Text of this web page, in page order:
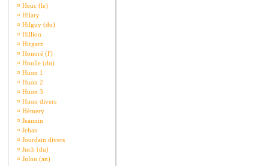
¤ Heuc (le)
¤ Hilary
¤ Hilguy (du)
¤ Hillion
¤ Hirgarz
¤ Honoré (l')
¤ Houlle (du)
¤ Huon 1
¤ Huon 2
¤ Huon 3
¤ Huon divers
¤ Hémery
¤ Jeannin
¤ Jehan
¤ Jourdain divers
¤ Juch (du)
¤ Julou (an)